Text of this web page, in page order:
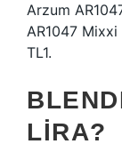
Arzum
AR1047
TL1.
LIRA?